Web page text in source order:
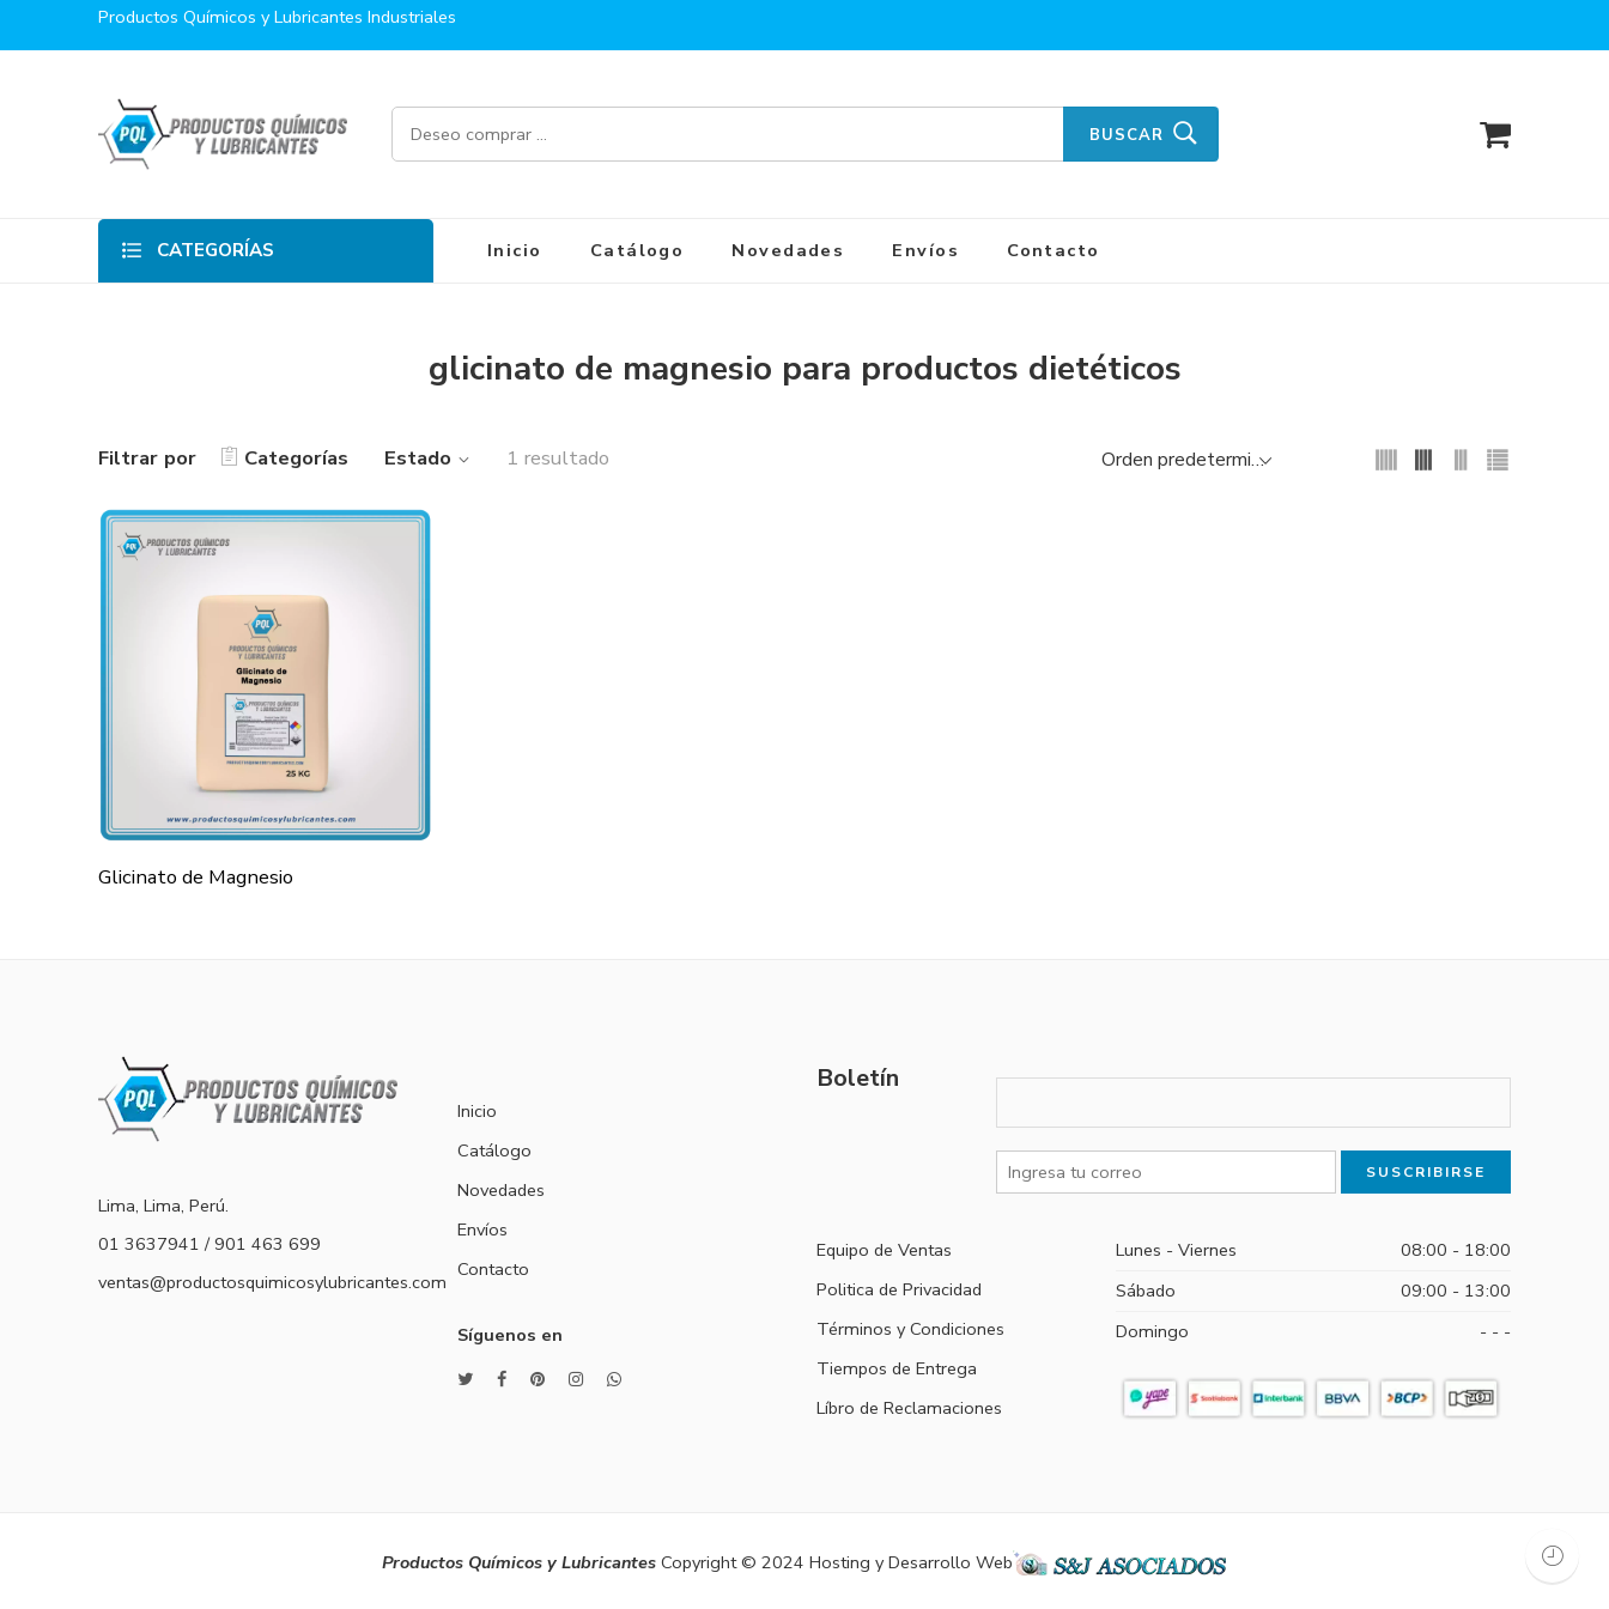
Productos Químicos y Lubricantes Industriales
BUSCAR
CATEGORÍAS Inicio Catálogo Novedades Envíos Contacto
glicinato de magnesio para productos dietéticos
Filtrar por Categorías Estado 1 resultado
Glicinato de Magnesio
Lima, Lima, Perú.
01 3637941 / 901 463 699
ventas@productosquimicosylubricantes.com
Inicio
Catálogo
Novedades
Envíos
Contacto
Síguenos en
Boletín
Equipo de Ventas
Politica de Privacidad
Términos y Condiciones
Tiempos de Entrega
Líbro de Reclamaciones
Lunes - Viernes
08:00 - 18:00
Sábado
09:00 - 13:00
Domingo
- - -
Productos Químicos y LubricantesCopyright © 2024 Hosting y Desarrollo Web